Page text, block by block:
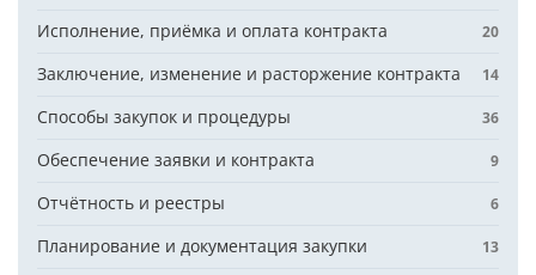
Исполнение, приёмка и оплата контракта 20
Заключение, изменение и расторжение контракта 14
Способы закупок и процедуры 36
Обеспечение заявки и контракта 9
Отчётность и реестры 6
Планирование и документация закупки 13